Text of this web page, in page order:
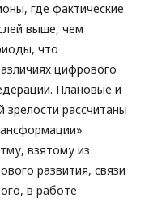
где фактические
выше, чем
что
цифрового
Плановые и
рассчитаны
взятому из
развития, связи
в работе